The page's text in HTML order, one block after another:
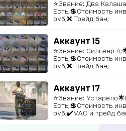
⭐️Звание: Два
Есть;💲Стоимость
руб;❌ Трейд бан;
Аккаунт 15
⭐️Звание: Сильвер
Есть;💲Стоимость
руб;❌ Трейд бан;
Аккаунт 17
⭐️Звание:
Есть;💲Стоимость
руб;✔️VAC и трейд